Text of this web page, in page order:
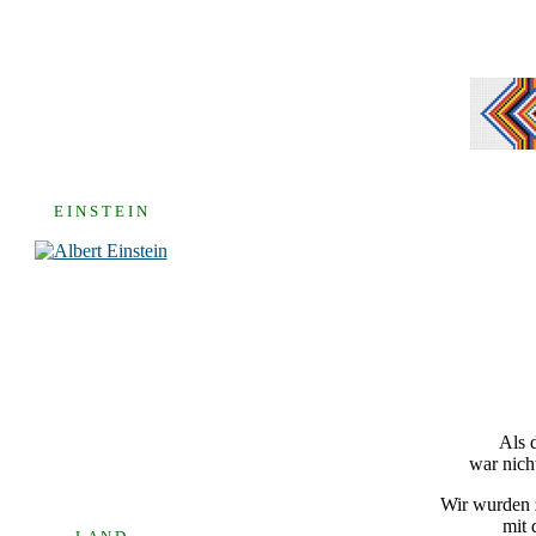
E I N S T E I N
Als
war
Wir wurden
mit